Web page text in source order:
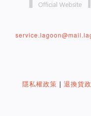
隱私權政策 | 退換貨